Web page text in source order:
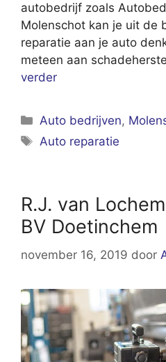
autobedrijf zoals
Molenschot kan je uit de
reparatie aan je auto
meteen aan
verder
Categorieën
Auto bedrijven,
Tags
Auto reparatie
R.J. van
BV Doetinchem
november 16, 2019 door